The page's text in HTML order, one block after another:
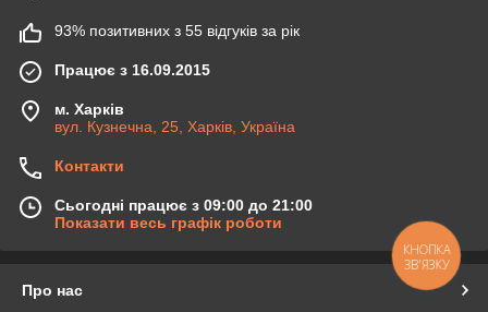
93% позитивних з 55 відгуків за рік
Працює з 16.09.2015
м. Харків
вул. Кузнечна, 25, Харків, Україна
Контакти
Сьогодні працює з 09:00 до 21:00
Показати весь графік роботи
Про нас
КНОПКА
ЗВ'ЯЗКУ